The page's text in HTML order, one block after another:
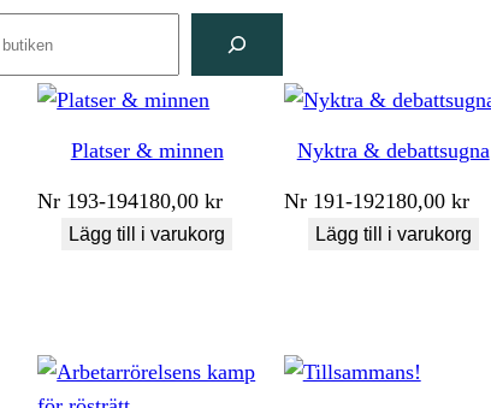
Platser & minnen
Nr 193-194180,00kr
Lägg till i varukorg
Nyktra & debattsugna
Nr 191-192180,00 kr
Lägg till i varukorg